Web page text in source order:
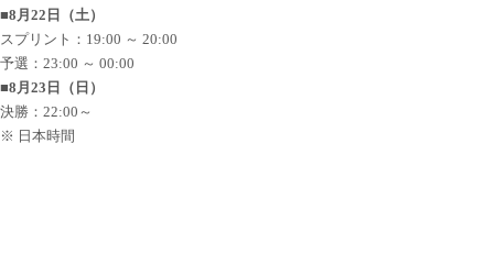
■8月22日（土）
スプリント：19:00 ～ 20:00
予選：23:00 ～ 00:00
■8月23日（日）
決勝：22:00～
※ 日本時間